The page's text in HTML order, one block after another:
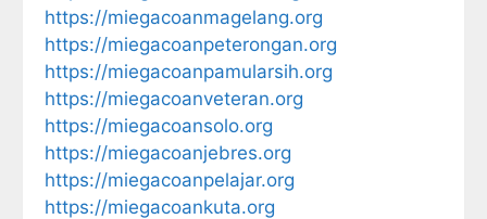
https://miegacoanmagelang.org
https://miegacoanpeterongan.org
https://miegacoanpamularsih.org
https://miegacoanveteran.org
https://miegacoansolo.org
https://miegacoanjebres.org
https://miegacoanpelajar.org
https://miegacoankuta.org